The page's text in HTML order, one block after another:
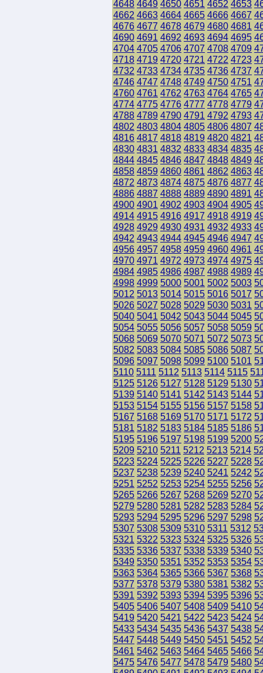
4648 4649 4650 4651 4652 4653
4662 4663 4664 4665 4666 4667
4676 4677 4678 4679 4680 4681
4690 4691 4692 4693 4694 4695
4704 4705 4706 4707 4708 4709
4718 4719 4720 4721 4722 4723
4732 4733 4734 4735 4736 4737
4746 4747 4748 4749 4750 4751
4760 4761 4762 4763 4764 4765
4774 4775 4776 4777 4778 4779
4788 4789 4790 4791 4792 4793
4802 4803 4804 4805 4806 4807
4816 4817 4818 4819 4820 4821
4830 4831 4832 4833 4834 4835
4844 4845 4846 4847 4848 4849
4858 4859 4860 4861 4862 4863
4872 4873 4874 4875 4876 4877
4886 4887 4888 4889 4890 4891
4900 4901 4902 4903 4904 4905
4914 4915 4916 4917 4918 4919
4928 4929 4930 4931 4932 4933
4942 4943 4944 4945 4946 4947
4956 4957 4958 4959 4960 4961
4970 4971 4972 4973 4974 4975
4984 4985 4986 4987 4988 4989
4998 4999 5000 5001 5002 5003
5012 5013 5014 5015 5016 5017
5026 5027 5028 5029 5030 5031
5040 5041 5042 5043 5044 5045
5054 5055 5056 5057 5058 5059
5068 5069 5070 5071 5072 5073
5082 5083 5084 5085 5086 5087
5096 5097 5098 5099 5100 5101
5110 5111 5112 5113 5114 5115
5125 5126 5127 5128 5129 5130
5139 5140 5141 5142 5143 5144
5153 5154 5155 5156 5157 5158
5167 5168 5169 5170 5171 5172
5181 5182 5183 5184 5185 5186
5195 5196 5197 5198 5199 5200
5209 5210 5211 5212 5213 5214
5223 5224 5225 5226 5227 5228
5237 5238 5239 5240 5241 5242
5251 5252 5253 5254 5255 5256
5265 5266 5267 5268 5269 5270
5279 5280 5281 5282 5283 5284
5293 5294 5295 5296 5297 5298
5307 5308 5309 5310 5311 5312
5321 5322 5323 5324 5325 5326
5335 5336 5337 5338 5339 5340
5349 5350 5351 5352 5353 5354
5363 5364 5365 5366 5367 5368
5377 5378 5379 5380 5381 5382
5391 5392 5393 5394 5395 5396
5405 5406 5407 5408 5409 5410
5419 5420 5421 5422 5423 5424
5433 5434 5435 5436 5437 5438
5447 5448 5449 5450 5451 5452
5461 5462 5463 5464 5465 5466
5475 5476 5477 5478 5479 5480